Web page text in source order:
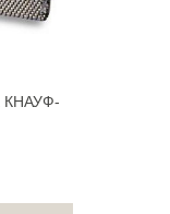
КНАУФ-